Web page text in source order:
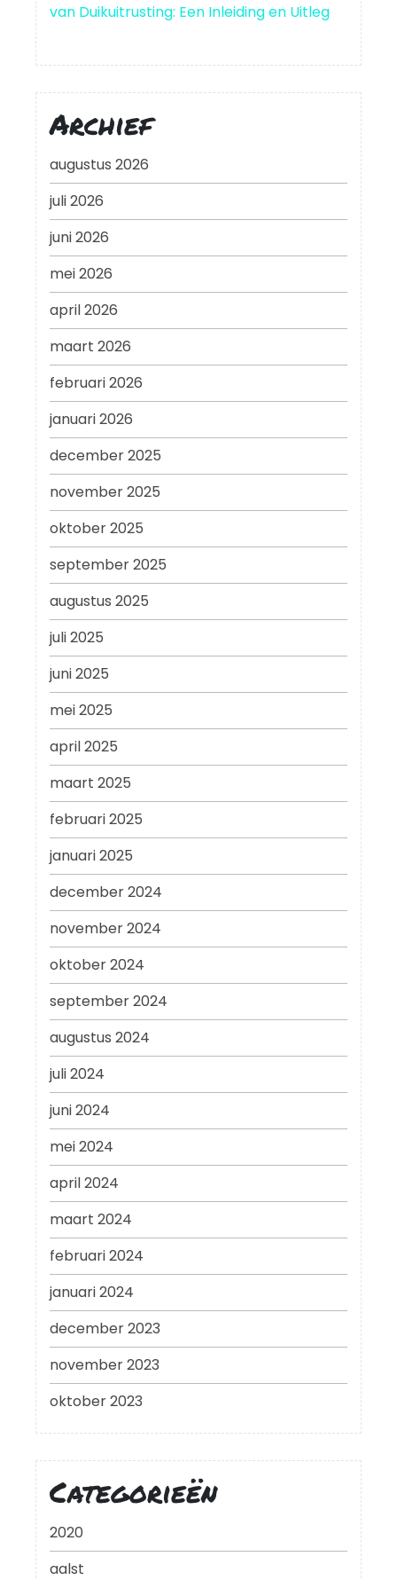
van Duikuitrusting: Een Inleiding en Uitleg
Archief
augustus 2026
juli 2026
juni 2026
mei 2026
april 2026
maart 2026
februari 2026
januari 2026
december 2025
november 2025
oktober 2025
september 2025
augustus 2025
juli 2025
juni 2025
mei 2025
april 2025
maart 2025
februari 2025
januari 2025
december 2024
november 2024
oktober 2024
september 2024
augustus 2024
juli 2024
juni 2024
mei 2024
april 2024
maart 2024
februari 2024
januari 2024
december 2023
november 2023
oktober 2023
Categorieën
2020
aalst